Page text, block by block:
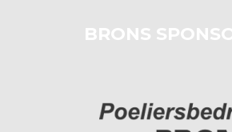
BRONS